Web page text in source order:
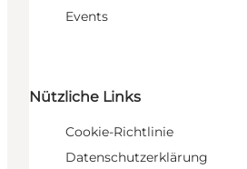
Events
Nützliche Links
Cookie-Richtlinie
Datenschutzerklärung